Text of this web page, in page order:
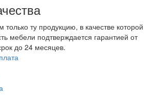
ту продукцию, в качестве которой
мебели подтверждается гарантией от
до 24 месяцев.